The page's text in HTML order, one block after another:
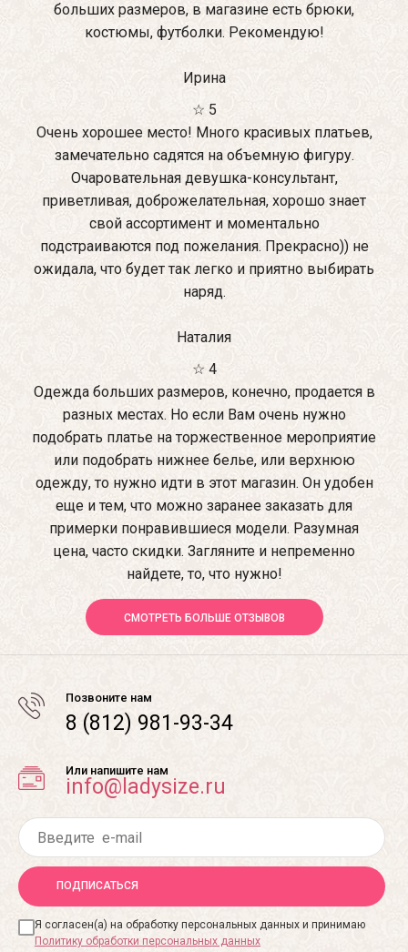
больших размеров, в магазине есть брюки,
костюмы, футболки. Рекомендую!
Ирина
☆ 5
Очень хорошее место! Много красивых платьев,
замечательно садятся на объемную фигуру.
Очаровательная девушка-консультант,
приветливая, доброжелательная, хорошо знает
свой ассортимент и моментально
подстраиваются под пожелания. Прекрасно)) не
ожидала, что будет так легко и приятно выбирать
наряд.
Наталия
☆ 4
Одежда больших размеров, конечно, продается в
разных местах. Но если Вам очень нужно
подобрать платье на торжественное мероприятие
или подобрать нижнее белье, или верхнюю
одежду, то нужно идти в этот магазин. Он удобен
еще и тем, что можно заранее заказать для
примерки понравившиеся модели. Разумная
цена, часто скидки. Загляните и непременно
найдете, то, что нужно!
СМОТРЕТЬ БОЛЬШЕ ОТЗЫВОВ
Позвоните нам
8 (812) 981-93-34
Или напишите нам
info@ladysize.ru
ПОДПИСАТЬСЯ
Я согласен(а) на обработку персональных данных и принимаю
Политику обработки персональных данных